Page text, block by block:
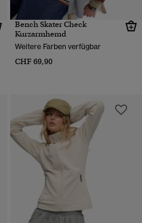
Bench Skater Check
Kurzarmhemd
Weitere Farben verfügbar
CHF 69,90